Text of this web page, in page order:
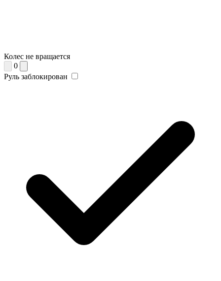
Колес не вращается
0
Руль заблокирован